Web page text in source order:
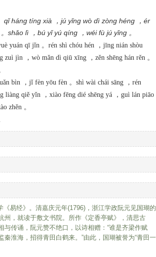
qǐ háng tíng xià ，jú yǐng wò dì zòng héng ，ér
shǎo lì ，bú yǐ yú qíng ，wéi fù jú yǐng 。
yuán qī jǐn 。rén shì chóu hén ，jīng nián shòu
jìn ，wò mǎn dì qiū xīng ，zěn shēng hán rěn 。
bìn ，jǐ fèn yōu fèn 。shì wài chái sāng ，rén
liàng qiě yǐn ，xiào fēng dié shēng yá ，guì lán piāo
zhěn 。
《易经》。清嘉庆元年(1796)，浙江学政阮元见国瑚的
州，就读于敷文书院。所作《定香亭赋》，清思古
与传诵，阮元赞不绝口，以诗相赠：“谁是齐梁作赋
淮海，招得青田白鹤来。”由此，国瑚被誉为“青田一